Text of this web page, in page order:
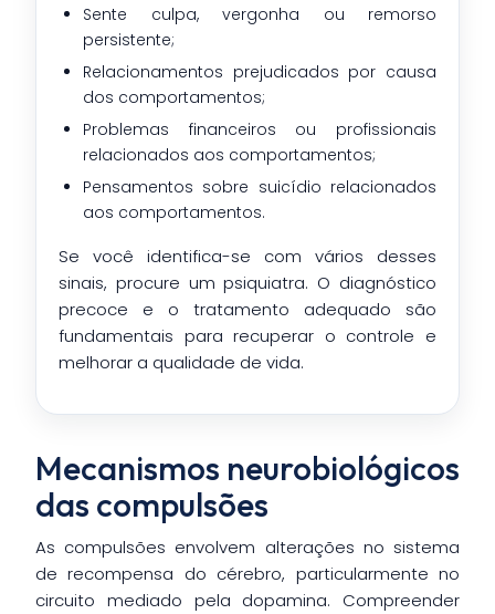
Sente culpa, vergonha ou remorso
persistente;
Relacionamentos prejudicados por causa
dos comportamentos;
Problemas financeiros ou profissionais
relacionados aos comportamentos;
Pensamentos sobre suicídio relacionados
aos comportamentos.
Se você identifica-se com vários desses
sinais, procure um psiquiatra. O diagnóstico
precoce e o tratamento adequado são
fundamentais para recuperar o controle e
melhorar a qualidade de vida.
Mecanismos neurobiológicos
das compulsões
As compulsões envolvem alterações no sistema
de recompensa do cérebro, particularmente no
circuito mediado pela dopamina. Compreender